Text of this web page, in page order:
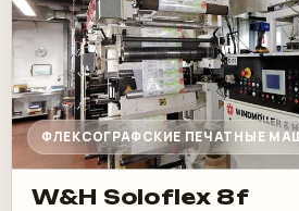
ФЛЕКСОГРАФСКИЕ ПЕЧАТНЫЕ
W&H Soloflex 8f